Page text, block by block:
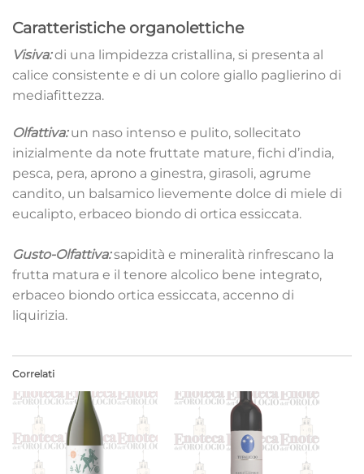
Caratteristiche organolettiche
Visiva:di una limpidezza cristallina, si presenta al
calice consistente e di un colore giallo paglierino di
mediafittezza.
Olfattiva:un naso intenso e pulito, sollecitato
inizialmente da note fruttate mature, fichi d’india,
pesca, pera, aprono a ginestra, girasoli, agrume
candito, un balsamico lievemente dolce di miele di
eucalipto, erbaceo biondo di ortica essiccata.
Gusto-Olfattiva:sapidità e mineralità rinfrescano la
frutta matura e il tenore alcolico bene integrato,
erbaceo biondo ortica essiccata, accenno di
liquirizia.
Correlati